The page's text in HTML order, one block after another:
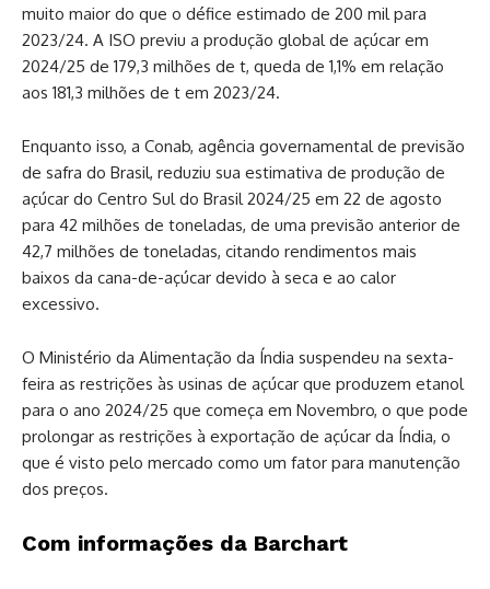
muito maior do que o défice estimado de 200 mil para
2023/24. A ISO previu a produção global de açúcar em
2024/25 de 179,3 milhões de t, queda de 1,1% em relação
aos 181,3 milhões de t em 2023/24.
Enquanto isso, a Conab, agência governamental de previsão
de safra do Brasil, reduziu sua estimativa de produção de
açúcar do Centro Sul do Brasil 2024/25 em 22 de agosto
para 42 milhões de toneladas, de uma previsão anterior de
42,7 milhões de toneladas, citando rendimentos mais
baixos da cana-de-açúcar devido à seca e ao calor
excessivo.
O Ministério da Alimentação da Índia suspendeu na sexta-
feira as restrições às usinas de açúcar que produzem etanol
para o ano 2024/25 que começa em Novembro, o que pode
prolongar as restrições à exportação de açúcar da Índia, o
que é visto pelo mercado como um fator para manutenção
dos preços.
Com informações da Barchart